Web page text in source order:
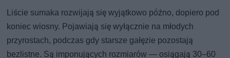
Liście sumaka rozwijają się wyjątkowo późno, dopiero pod
koniec wiosny. Pojawiają się wyłącznie na młodych
przyrostach, podczas gdy starsze gałęzie pozostają
bezlistne. Są imponujących rozmiarów — osiągają 30–60